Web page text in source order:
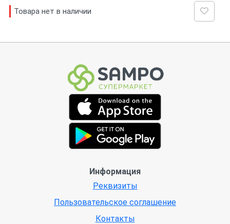
Товара нет в наличии
Информация
Реквизиты
Пользовательское соглашение
Контакты